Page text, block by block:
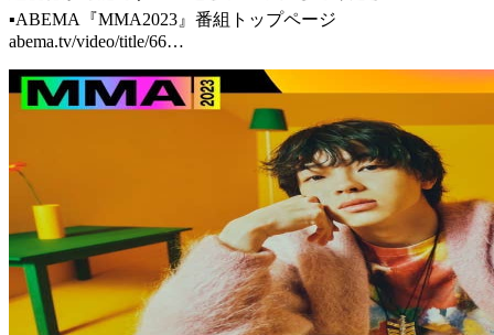
▪︎ABEMA『MMA2023』番組トップページ
abema.tv/video/title/66…